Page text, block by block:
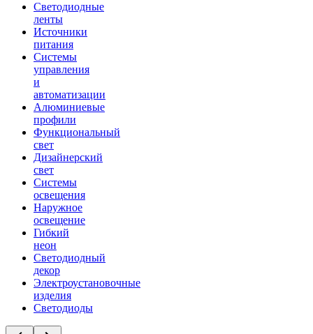
Светодиодные
ленты
Источники
питания
Системы
управления
и
автоматизации
Алюминиевые
профили
Функциональный
свет
Дизайнерский
свет
Системы
освещения
Наружное
освещение
Гибкий
неон
Светодиодный
декор
Электроустановочные
изделия
Светодиоды